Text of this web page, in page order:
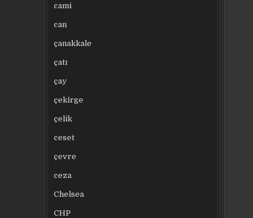
cami
can
çanakkale
çatı
çay
çekirge
çelik
ceset
çevre
ceza
Chelsea
CHP